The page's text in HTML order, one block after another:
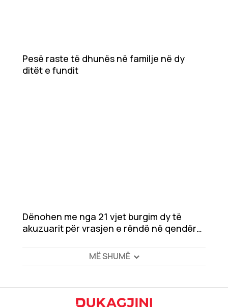
Pesë raste të dhunës në familje në dy
ditët e fundit
Dënohen me nga 21 vjet burgim dy të
akuzuarit për vrasjen e rëndë në qendër
MË SHUMË